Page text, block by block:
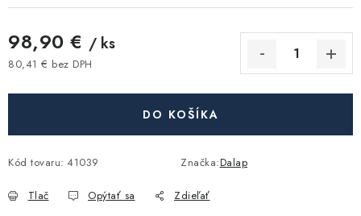
Kúpeľňa a sanita
Kontakty Poštovné a doprava
Obchodné podmienky
Reklamačné podmienky
98,90 € / ks
80,41 € bez DPH
DO KOŠÍKA
Kód tovaru: 41039 Značka:Dalap
Tlač Opýtať sa Zdieľať